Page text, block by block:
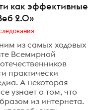
как эффективные
2.0»
из самых ходовых
Всемирной
практически
А некоторая
узнает о том, что
из интернета.